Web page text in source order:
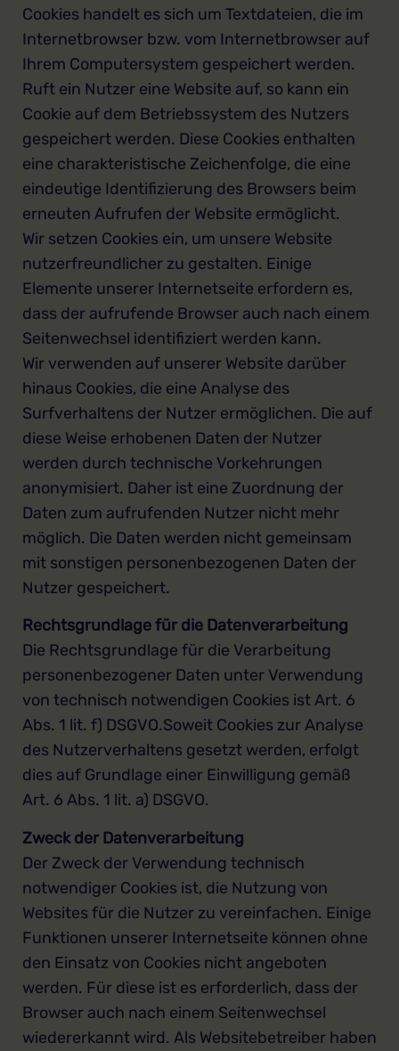
Cookies handelt es sich um Textdateien, die im
Internetbrowser bzw. vom Internetbrowser auf
Ihrem Computersystem gespeichert werden.
Ruft ein Nutzer eine Website auf, so kann ein
Cookie auf dem Betriebssystem des Nutzers
gespeichert werden. Diese Cookies enthalten
eine charakteristische Zeichenfolge, die eine
eindeutige Identifizierung des Browsers beim
erneuten Aufrufen der Website ermöglicht.
Wir setzen Cookies ein, um unsere Website
nutzerfreundlicher zu gestalten. Einige
Elemente unserer Internetseite erfordern es,
dass der aufrufende Browser auch nach einem
Seitenwechsel identifiziert werden kann.
Wir verwenden auf unserer Website darüber
hinaus Cookies, die eine Analyse des
Surfverhaltens der Nutzer ermöglichen. Die auf
diese Weise erhobenen Daten der Nutzer
werden durch technische Vorkehrungen
anonymisiert. Daher ist eine Zuordnung der
Daten zum aufrufenden Nutzer nicht mehr
möglich. Die Daten werden nicht gemeinsam
mit sonstigen personenbezogenen Daten der
Nutzer gespeichert.
Rechtsgrundlage für die Datenverarbeitung
Die Rechtsgrundlage für die Verarbeitung
personenbezogener Daten unter Verwendung
von technisch notwendigen Cookies ist Art. 6
Abs. 1 lit. f) DSGVO.Soweit Cookies zur Analyse
des Nutzerverhaltens gesetzt werden, erfolgt
dies auf Grundlage einer Einwilligung gemäß
Art. 6 Abs. 1 lit. a) DSGVO.
Zweck der Datenverarbeitung
Der Zweck der Verwendung technisch
notwendiger Cookies ist, die Nutzung von
Websites für die Nutzer zu vereinfachen. Einige
Funktionen unserer Internetseite können ohne
den Einsatz von Cookies nicht angeboten
werden. Für diese ist es erforderlich, dass der
Browser auch nach einem Seitenwechsel
wiedererkannt wird. Als Websitebetreiber haben